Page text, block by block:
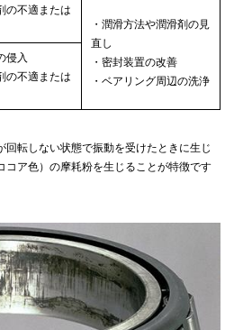
の不適または
・潤滑方法や潤滑剤の見
直し
・密封装置の改善
・ベアリング周辺の洗浄
侵入
の不適または
転しない状態で振動を受けたときに生じ
コア色）の摩耗粉を生じることが特徴です